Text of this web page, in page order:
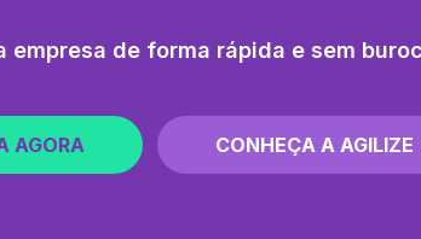
empresa de forma rápida e sem
AGORA CONHEÇA A AGILIZE